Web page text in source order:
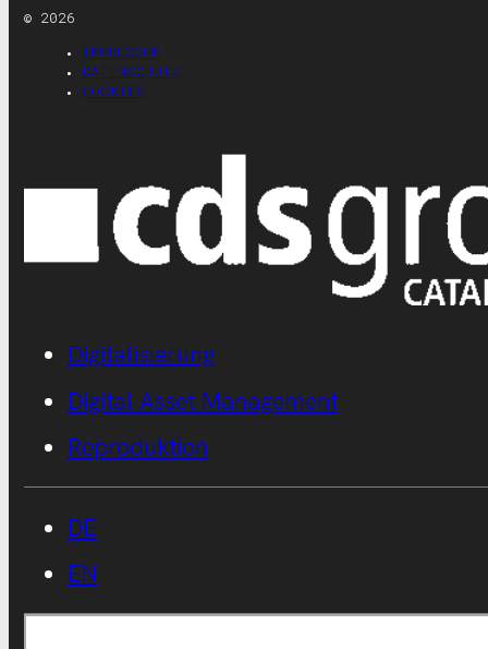
© 2026
IMPRESSUM
DATENSCHUTZ
COOKIES
Digitalisierung
Digital Asset Management
Reproduktion
DE
EN
Suchen